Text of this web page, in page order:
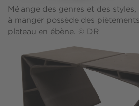
Mélange des genres et des
à manger possède des
plateau en ébène. © DR